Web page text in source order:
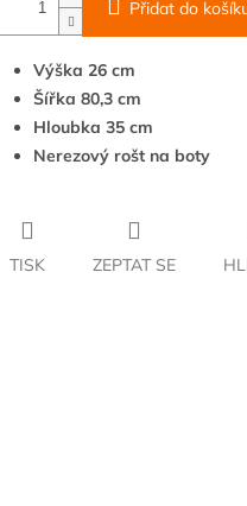
Přidat do
Výška 26 cm
Šířka 80,3 cm
Hloubka 35 cm
Nerezový rošt na boty
TISK ZEPTAT SE